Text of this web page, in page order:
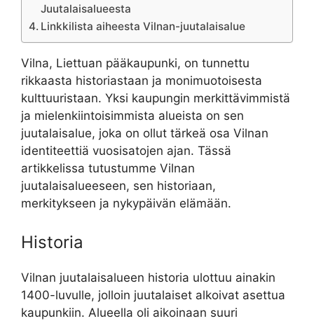
Juutalaisalueesta
Linkkilista aiheesta Vilnan-juutalaisalue
Vilna, Liettuan pääkaupunki, on tunnettu
rikkaasta historiastaan ja monimuotoisesta
kulttuuristaan. Yksi kaupungin merkittävimmistä
ja mielenkiintoisimmista alueista on sen
juutalaisalue, joka on ollut tärkeä osa Vilnan
identiteettiä vuosisatojen ajan. Tässä
artikkelissa tutustumme Vilnan
juutalaisalueeseen, sen historiaan,
merkitykseen ja nykypäivän elämään.
Historia
Vilnan juutalaisalueen historia ulottuu ainakin
1400-luvulle, jolloin juutalaiset alkoivat asettua
kaupunkiin. Alueella oli aikoinaan suuri